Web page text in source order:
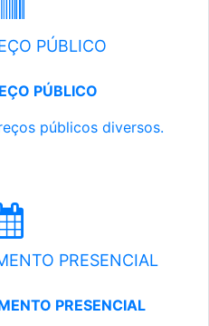
PÚBLICO
PÚBLICO
públicos diversos.
PRESENCIAL
PRESENCIAL